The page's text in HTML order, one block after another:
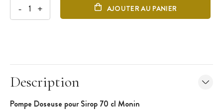
- + AJOUTER AU PANIER
Description
Pompe Doseuse pour Sirop 70 cl Monin